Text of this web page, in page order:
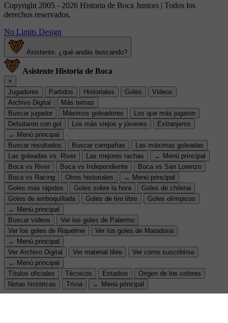
Copyright 2005 - 2026 Historia de Boca Juniors | Todos los
derechos reservados.
No Limits Design
Asistente: ¿qué andás buscando?
Asistente Historia de Boca
×
Jugadores
Partidos Historiales Goles
Videos
Archivo Digital
Más temas
Buscar jugador
Máximos goleadores
Los que más jugaron
Debutaron con gol
Los más viejos y jóvenes
Extranjeros
← Menú principal
Buscar resultados
Buscar campañas
Las máximas goleadas
Las goleadas vs. River
Las mejores rachas
← Menú principal
Boca vs River
Boca vs Independiente
Boca vs San Lorenzo
Boca vs Racing
Otros historiales
← Menú principal
Goles más rápidos
Goles sobre la hora
Goles de chilena
Goles de emboquillada
Goles de tiro libre
Goles olímpicos
← Menú principal
Buscar videos
Ver los goles de Palermo
Ver los goles de Riquelme
Ver los goles de Maradona
← Menú principal
Ver Archivo Digital
Ver material libre
Ver cómo suscribirse
← Menú principal
Títulos oficiales
Técnicos Estadios
Origen de los colores
Notas históricas
Trivia ← Menú principal